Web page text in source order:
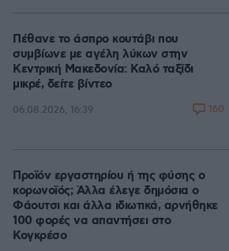
Πέθανε το άσπρο κουτάβι που
συμβίωνε με αγέλη λύκων στην
Κεντρική Μακεδονία: Καλό ταξίδι
μικρέ, δείτε βίντεο
06.08.2026, 16:39 160
Προϊόν εργαστηρίου ή της φύσης ο
κορωνοϊός; Άλλα έλεγε δημόσια ο
Φάουτσι και άλλα ιδιωτικά, αρνήθηκε
100 φορές να απαντήσει στο
Κογκρέσο